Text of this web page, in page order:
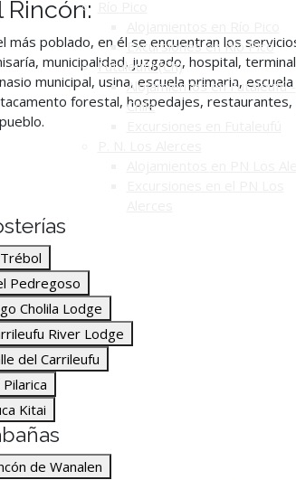
Excursiones en Río Pico
Futaleufú (Ch)
Alojamientos en Futaleufú -
Chile
Rincón:
más poblado, en él se encuentran los
municipalidad, juzgado, hospital,
municipal, usina, escuela primaria,
forestal, hospedajes,
Pedregoso
Cholila Lodge
River Lodge
del Carrileufu
Pilarica
Kitai
de Wanalen